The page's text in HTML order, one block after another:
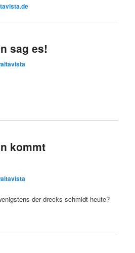
sag es!
kommt
der drecks schmidt heute?